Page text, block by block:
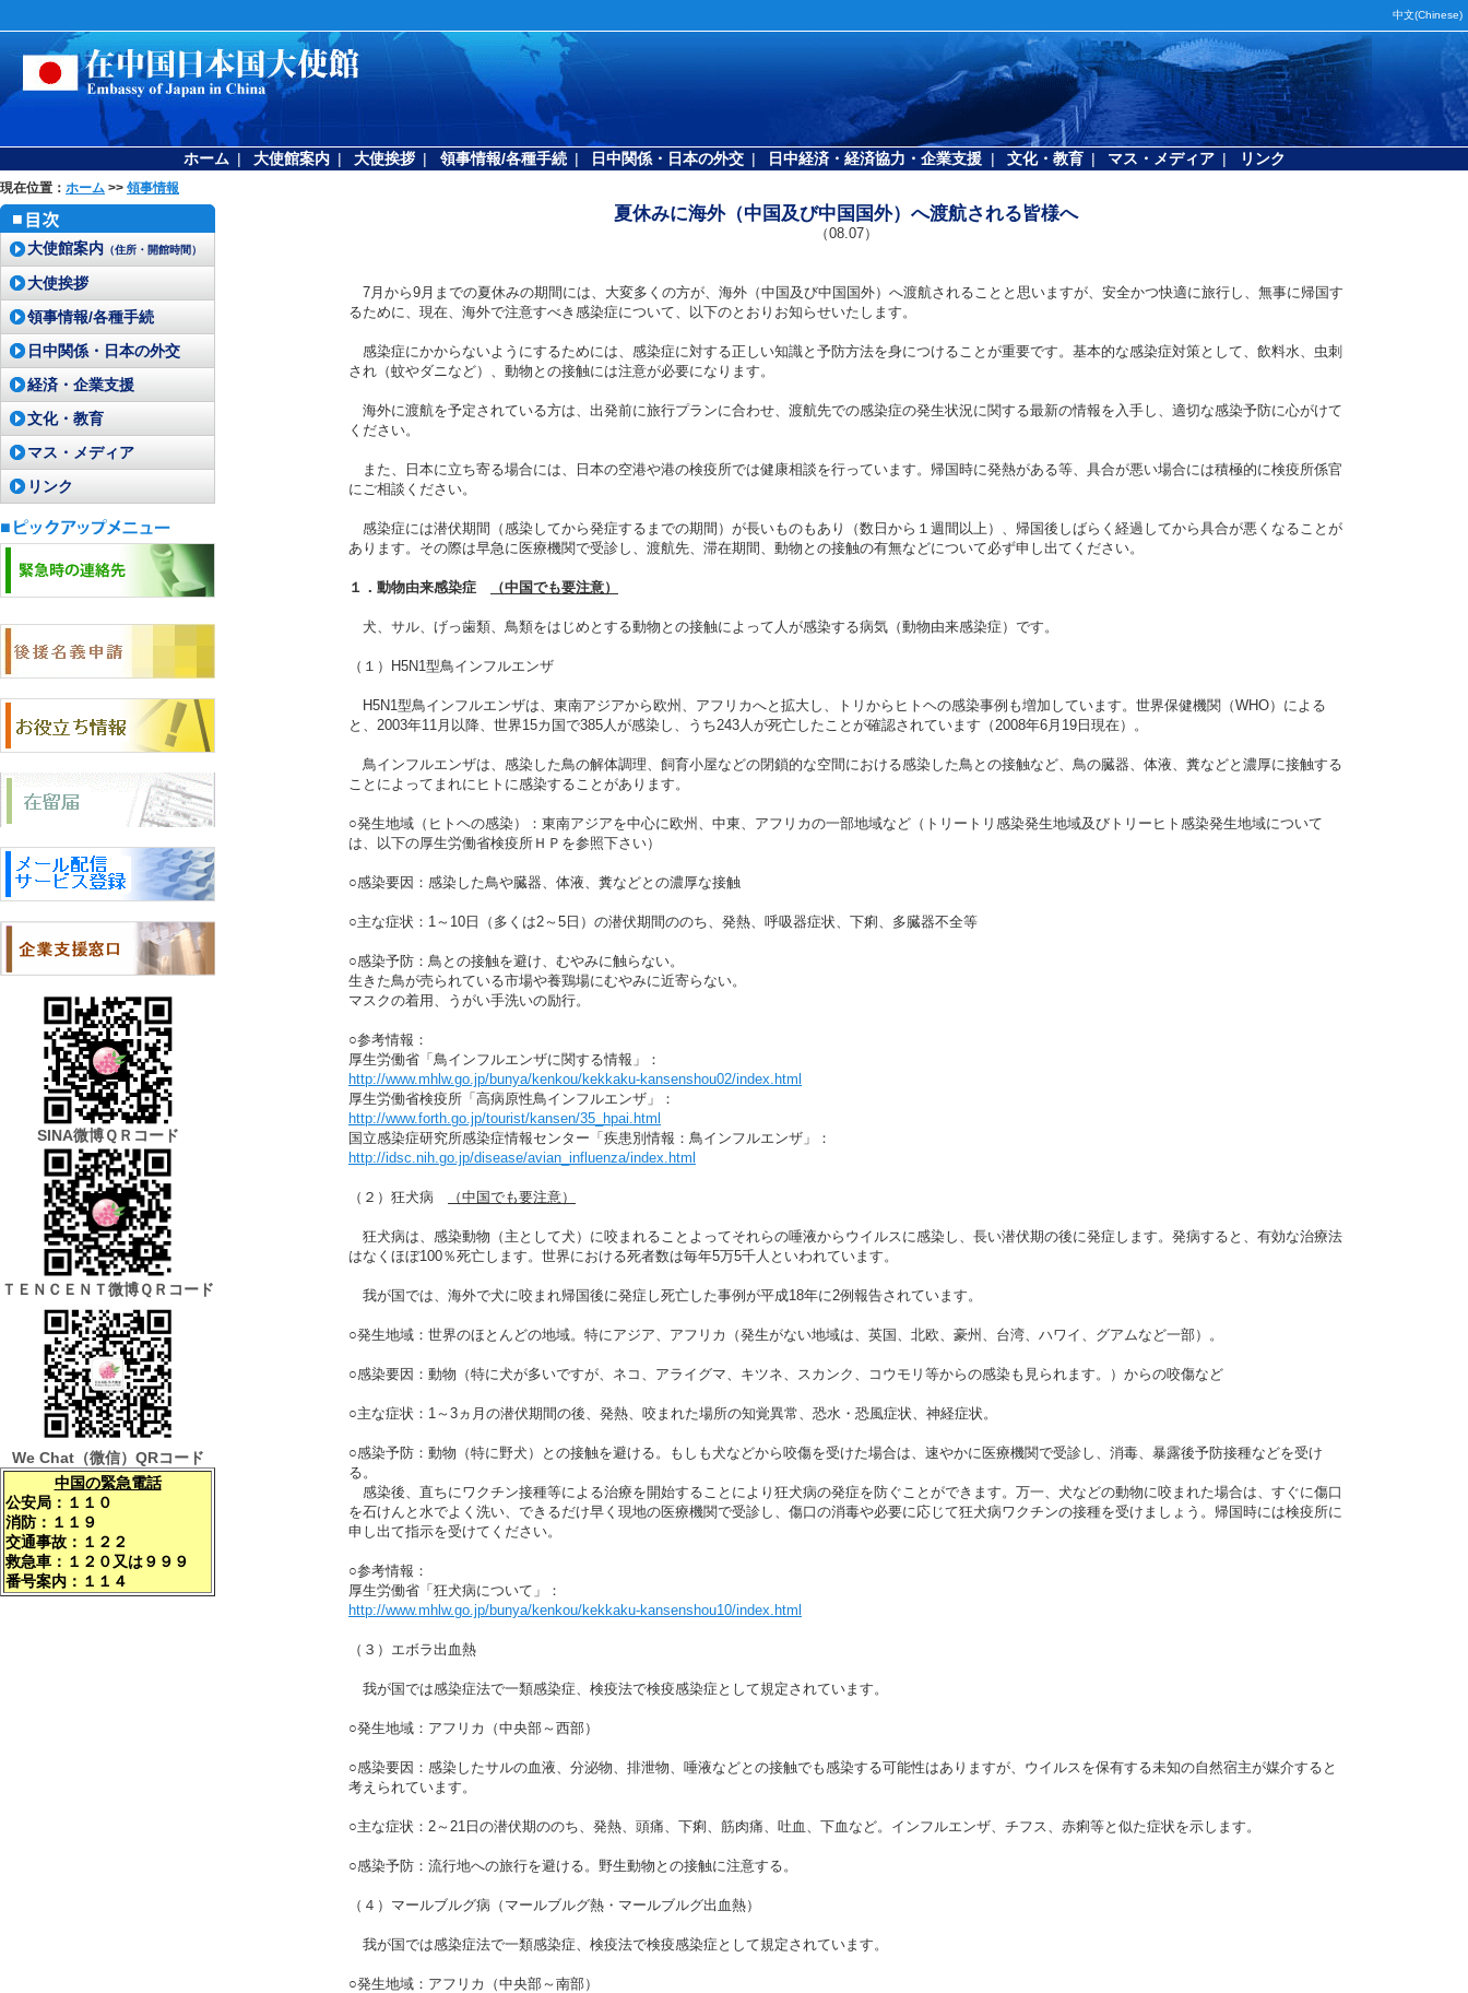
中文(Chinese)
ホーム | 大使館案内 | 大使挨拶 | 領事情報/各種手続 | 日中関係・日本の外交 | 日中経済・経済協力・企業支援 | 文化・教育 | マス・メディア | リンク
現在位置： ホーム >> 領事情報
大使館案内 （住所・開館時間）
大使挨拶
領事情報/各種手続
日中関係・日本の外交
経済・企業支援
文化・教育
マス・メディア
リンク
SINA微博ＱＲコード
ＴＥＮＣＥＮＴ微博ＱＲコード
We Chat（微信）QRコード
中国の緊急電話
公安局：１１０
消防：１１９
交通事故：１２２
救急車：１２０又は９９９
番号案内：１１４
夏休みに海外（中国及び中国国外）へ渡航される皆様へ
（08.07）
7月から9月までの夏休みの期間には、大変多くの方が、海外（中国及び中国国外）へ渡航されることと思いますが、安全かつ快適に旅行し、無事に帰国す
るために、現在、海外で注意すべき感染症について、以下のとおりお知らせいたします。
感染症にかからないようにするためには、感染症に対する正しい知識と予防方法を身につけることが重要です。基本的な感染症対策として、飲料水、虫刺
され（蚊やダニなど）、動物との接触には注意が必要になります。
海外に渡航を予定されている方は、出発前に旅行プランに合わせ、渡航先での感染症の発生状況に関する最新の情報を入手し、適切な感染予防に心がけて
ください。
また、日本に立ち寄る場合には、日本の空港や港の検疫所では健康相談を行っています。帰国時に発熱がある等、具合が悪い場合には積極的に検疫所係官
にご相談ください。
感染症には潜伏期間（感染してから発症するまでの期間）が長いものもあり（数日から１週間以上）、帰国後しばらく経過してから具合が悪くなることが
あります。その際は早急に医療機関で受診し、渡航先、滞在期間、動物との接触の有無などについて必ず申し出てください。
１．動物由来感染症 （中国でも要注意）
犬、サル、げっ歯類、鳥類をはじめとする動物との接触によって人が感染する病気（動物由来感染症）です。
（１）H5N1型鳥インフルエンザ
H5N1型鳥インフルエンザは、東南アジアから欧州、アフリカへと拡大し、トリからヒトヘの感染事例も増加しています。世界保健機関（WHO）による
と、2003年11月以降、世界15カ国で385人が感染し、うち243人が死亡したことが確認されています（2008年6月19日現在）。
鳥インフルエンザは、感染した鳥の解体調理、飼育小屋などの閉鎖的な空間における感染した鳥との接触など、鳥の臓器、体液、糞などと濃厚に接触する
ことによってまれにヒトに感染することがあります。
○発生地域（ヒトヘの感染）：東南アジアを中心に欧州、中東、アフリカの一部地域など（トリートリ感染発生地域及びトリーヒト感染発生地域について
は、以下の厚生労働省検疫所ＨＰを参照下さい）
○感染要因：感染した鳥や臓器、体液、糞などとの濃厚な接触
○主な症状：1～10日（多くは2～5日）の潜伏期間ののち、発熱、呼吸器症状、下痢、多臓器不全等
○感染予防：鳥との接触を避け、むやみに触らない。
生きた鳥が売られている市場や養鶏場にむやみに近寄らない。
マスクの着用、うがい手洗いの励行。
○参考情報：
厚生労働省「鳥インフルエンザに関する情報」：
http://www.mhlw.go.jp/bunya/kenkou/kekkaku-kansenshou02/index.html
厚生労働省検疫所「高病原性鳥インフルエンザ」：
http://www.forth.go.jp/tourist/kansen/35_hpai.html
国立感染症研究所感染症情報センター「疾患別情報：鳥インフルエンザ」：
http://idsc.nih.go.jp/disease/avian_influenza/index.html
（２）狂犬病 （中国でも要注意）
狂犬病は、感染動物（主として犬）に咬まれることよってそれらの唾液からウイルスに感染し、長い潜伏期の後に発症します。発病すると、有効な治療法
はなくほぼ100％死亡します。世界における死者数は毎年5万5千人といわれています。
我が国では、海外で犬に咬まれ帰国後に発症し死亡した事例が平成18年に2例報告されています。
○発生地域：世界のほとんどの地域。特にアジア、アフリカ（発生がない地域は、英国、北欧、豪州、台湾、ハワイ、グアムなど一部）。
○感染要因：動物（特に犬が多いですが、ネコ、アライグマ、キツネ、スカンク、コウモリ等からの感染も見られます。）からの咬傷など
○主な症状：1～3ヵ月の潜伏期間の後、発熱、咬まれた場所の知覚異常、恐水・恐風症状、神経症状。
○感染予防：動物（特に野犬）との接触を避ける。もしも犬などから咬傷を受けた場合は、速やかに医療機関で受診し、消毒、暴露後予防接種などを受け
る。
感染後、直ちにワクチン接種等による治療を開始することにより狂犬病の発症を防ぐことができます。万一、犬などの動物に咬まれた場合は、すぐに傷口
を石けんと水でよく洗い、できるだけ早く現地の医療機関で受診し、傷口の消毒や必要に応じて狂犬病ワクチンの接種を受けましょう。帰国時には検疫所に
申し出て指示を受けてください。
○参考情報：
厚生労働省「狂犬病について」：
http://www.mhlw.go.jp/bunya/kenkou/kekkaku-kansenshou10/index.html
（３）エボラ出血熱
我が国では感染症法で一類感染症、検疫法で検疫感染症として規定されています。
○発生地域：アフリカ（中央部～西部）
○感染要因：感染したサルの血液、分泌物、排泄物、唾液などとの接触でも感染する可能性はありますが、ウイルスを保有する未知の自然宿主が媒介すると
考えられています。
○主な症状：2～21日の潜伏期ののち、発熱、頭痛、下痢、筋肉痛、吐血、下血など。インフルエンザ、チフス、赤痢等と似た症状を示します。
○感染予防：流行地への旅行を避ける。野生動物との接触に注意する。
（４）マールブルグ病（マールブルグ熱・マールブルグ出血熱）
我が国では感染症法で一類感染症、検疫法で検疫感染症として規定されています。
○発生地域：アフリカ（中央部～南部）